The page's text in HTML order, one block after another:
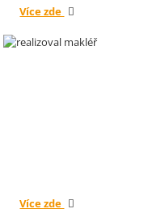
Více zde
Více zde